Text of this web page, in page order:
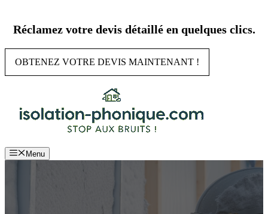
contenu
Réclamez votre devis détaillé en quelques clics.
OBTENEZ VOTRE DEVIS MAINTENANT !
Menu